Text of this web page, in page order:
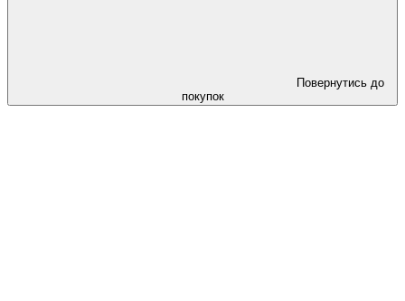
Повернутись до
покупок